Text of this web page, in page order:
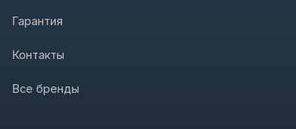
Гарантия
Контакты
Все бренды